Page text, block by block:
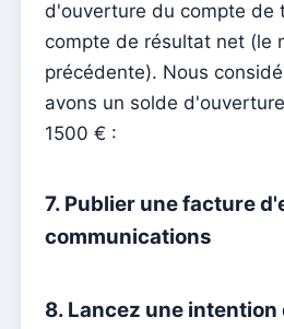
Comment activer le site Web
Kyrios Social – qu’est-ce que
Comment accepter les dons
Envoyer des messages et les
Comment gérer les groupes
Consulter les inscriptions à la
d'ouverture du compte de
compte de résultat net (le
précédente). Nous
avons un solde
1500 € :
7. Publier une facture
communications
8. Lancez une intention